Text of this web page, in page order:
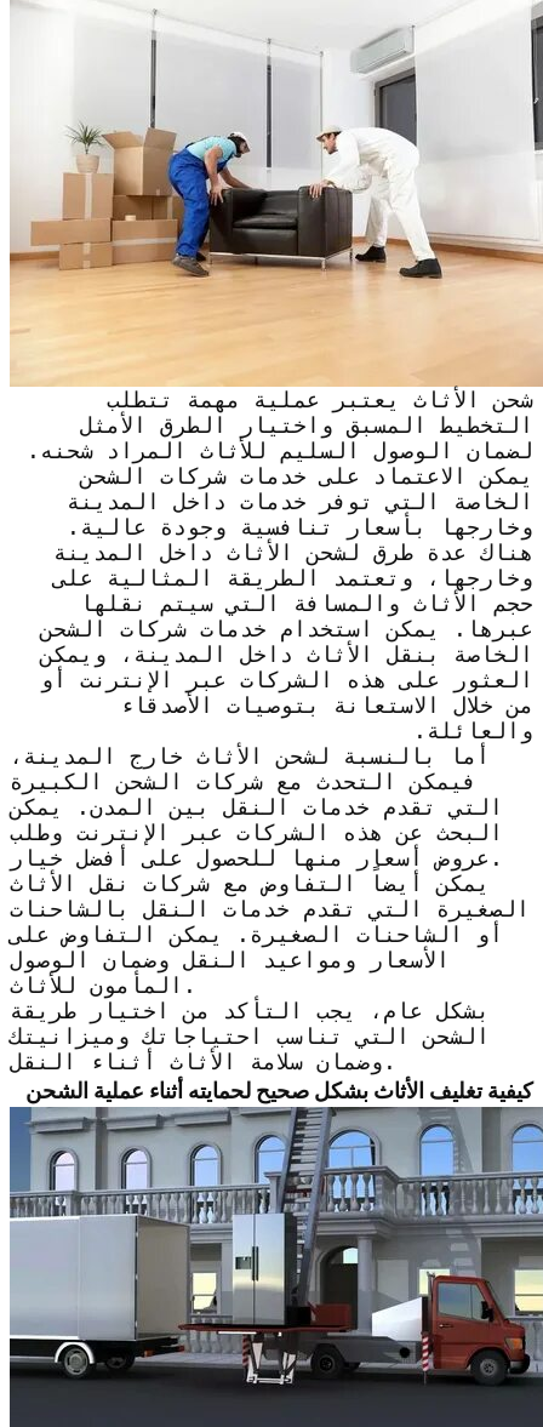
شحن الأثاث يعتبر عملية مهمة تتطلب
التخطيط المسبق واختيار الطرق الأمثل
لضمان الوصول السليم للأثاث المراد شحنه.
يمكن الاعتماد على خدمات شركات الشحن
الخاصة التي توفر خدمات داخل المدينة
وخارجها بأسعار تنافسية وجودة عالية.
هناك عدة طرق لشحن الأثاث داخل المدينة
وخارجها، وتعتمد الطريقة المثالية على
حجم الأثاث والمسافة التي سيتم نقلها
عبرها. يمكن استخدام خدمات شركات الشحن
الخاصة بنقل الأثاث داخل المدينة، ويمكن
العثور على هذه الشركات عبر الإنترنت أو
من خلال الاستعانة بتوصيات الأصدقاء
والعائلة.
أما بالنسبة لشحن الأثاث خارج المدينة،
فيمكن التحدث مع شركات الشحن الكبيرة
التي تقدم خدمات النقل بين المدن. يمكن
البحث عن هذه الشركات عبر الإنترنت وطلب
عروض أسعار منها للحصول على أفضل خيار.
يمكن أيضاً التفاوض مع شركات نقل الأثاث
الصغيرة التي تقدم خدمات النقل بالشاحنات
أو الشاحنات الصغيرة. يمكن التفاوض على
الأسعار ومواعيد النقل وضمان الوصول
المأمون للأثاث.
بشكل عام، يجب التأكد من اختيار طريقة
الشحن التي تناسب احتياجاتك وميزانيتك
وضمان سلامة الأثاث أثناء النقل.
كيفية تغليف الأثاث بشكل صحيح لحمايته أثناء عملية الشحن